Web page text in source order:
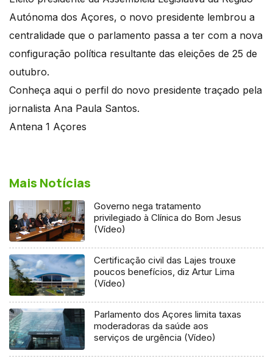
Autónoma dos Açores, o novo presidente lembrou a
centralidade que o parlamento passa a ter com a nova
configuração política resultante das eleições de 25 de
outubro.
Conheça aqui o perfil do novo presidente traçado pela
jornalista Ana Paula Santos.
Antena 1 Açores
Mais Notícias
Governo nega tratamento
privilegiado à Clínica do Bom Jesus
(Vídeo)
Certificação civil das Lajes trouxe
poucos benefícios, diz Artur Lima
(Vídeo)
Parlamento dos Açores limita taxas
moderadoras da saúde aos
serviços de urgência (Vídeo)